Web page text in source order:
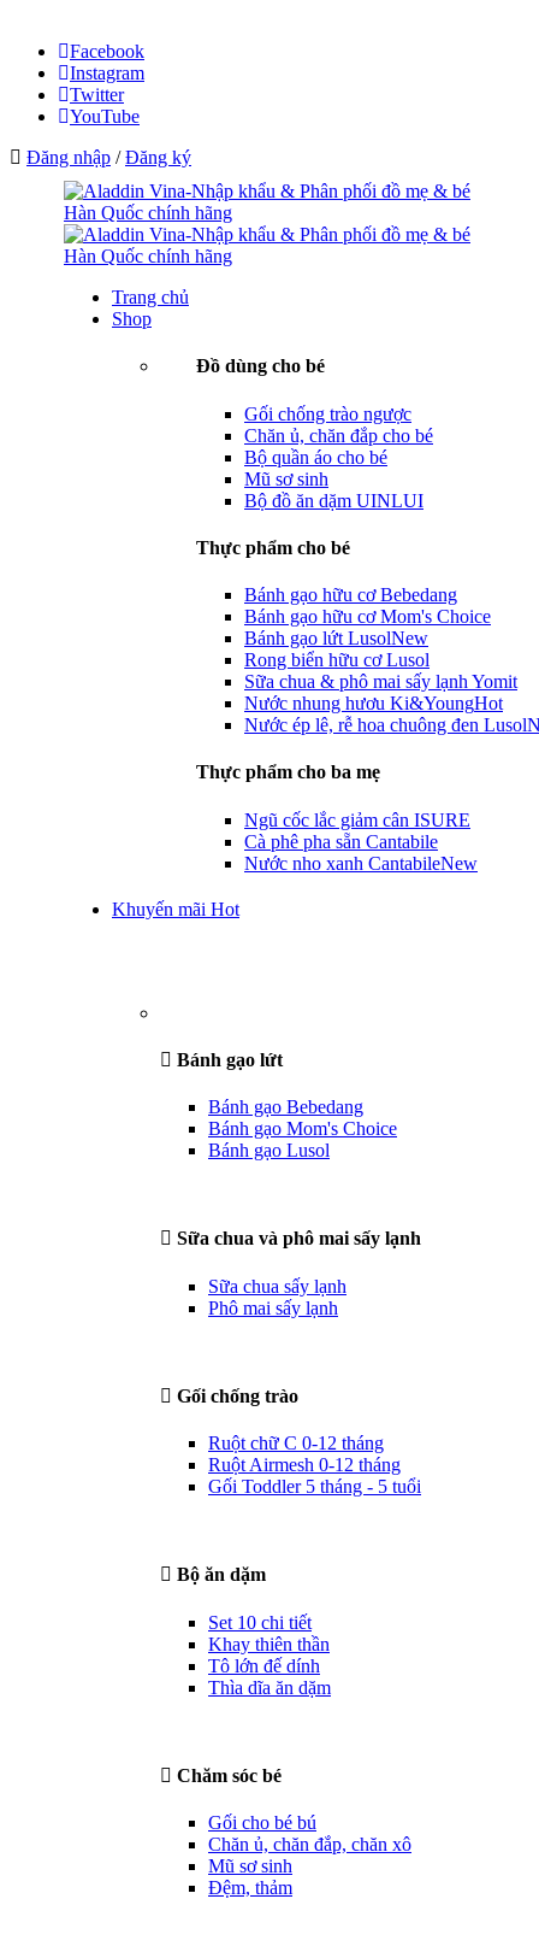
Facebook
Instagram
Twitter
YouTube
Đăng nhập /Đăng ký
Trang chủ
Shop
Đồ dùng cho bé
Gối chống trào ngược
Chăn ủ, chăn đắp cho bé
Bộ quần áo cho bé
Mũ sơ sinh
Bộ đồ ăn dặm UINLUI
Thực phẩm cho bé
Bánh gạo hữu cơ Bebedang
Bánh gạo hữu cơ Mom's Choice
Bánh gạo lứt LusolNew
Rong biển hữu cơ Lusol
Sữa chua & phô mai sấy lạnh Yomit
Nước nhung hươu Ki&YoungHot
Nước ép lê, rễ hoa chuông đen Lusol
Thực phẩm cho ba mẹ
Ngũ cốc lắc giảm cân ISURE
Cà phê pha sẵn Cantabile
Nước nho xanh CantabileNew
Khuyến mãi Hot
Bánh gạo lứt
Bánh gạo Bebedang
Bánh gạo Mom's Choice
Bánh gạo Lusol
Sữa chua và phô mai sấy lạnh
Sữa chua sấy lạnh
Phô mai sấy lạnh
Gối chống trào
Ruột chữ C 0-12 tháng
Ruột Airmesh 0-12 tháng
Gối Toddler 5 tháng - 5 tuổi
Bộ ăn dặm
Set 10 chi tiết
Khay thiên thần
Tô lớn đế dính
Thìa dĩa ăn dặm
Chăm sóc bé
Gối cho bé bú
Chăn ủ, chăn đắp, chăn xô
Mũ sơ sinh
Đệm, thảm